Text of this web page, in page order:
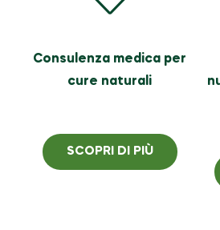
Consulenza medica per
cure naturali
SCOPRI DI PIÙ